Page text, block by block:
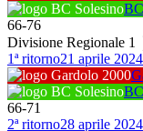
66-76
Divisione Regionale
1ª ritorno21 aprile 2024
66-71
2ª ritorno28 aprile 2024